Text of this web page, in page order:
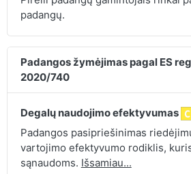
padangų.
Padangos žymėjimas pagal ES
2020/740
Degalų naudojimo efektyvumas
Padangos pasipriešinimas
vartojimo efektyvumo rodiklis,
sąnaudoms. Išsamiau...